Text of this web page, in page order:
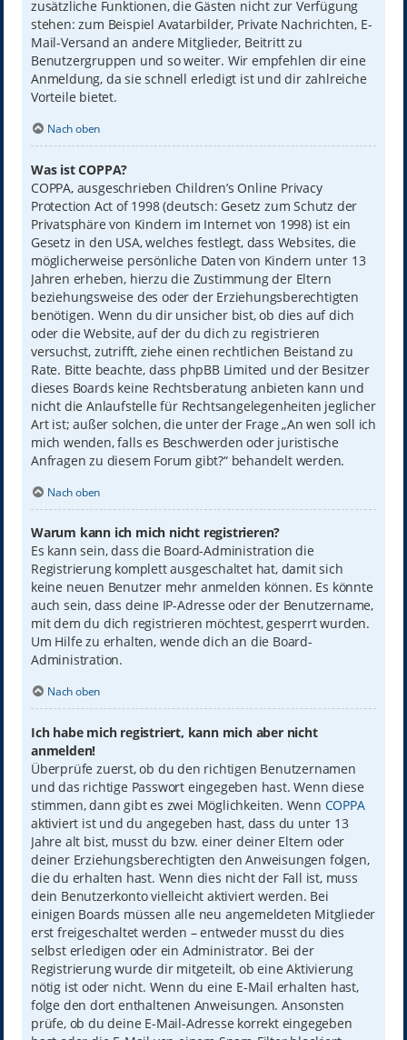
zusätzliche Funktionen, die Gästen nicht zur Verfügung
stehen: zum Beispiel Avatarbilder, Private Nachrichten, E-
Mail-Versand an andere Mitglieder, Beitritt zu
Benutzergruppen und so weiter. Wir empfehlen dir eine
Anmeldung, da sie schnell erledigt ist und dir zahlreiche
Vorteile bietet.
Nach oben
Was ist COPPA?
COPPA, ausgeschrieben Children’s Online Privacy
Protection Act of 1998 (deutsch: Gesetz zum Schutz der
Privatsphäre von Kindern im Internet von 1998) ist ein
Gesetz in den USA, welches festlegt, dass Websites, die
möglicherweise persönliche Daten von Kindern unter 13
Jahren erheben, hierzu die Zustimmung der Eltern
beziehungsweise des oder der Erziehungsberechtigten
benötigen. Wenn du dir unsicher bist, ob dies auf dich
oder die Website, auf der du dich zu registrieren
versuchst, zutrifft, ziehe einen rechtlichen Beistand zu
Rate. Bitte beachte, dass phpBB Limited und der Besitzer
dieses Boards keine Rechtsberatung anbieten kann und
nicht die Anlaufstelle für Rechtsangelegenheiten jeglicher
Art ist; außer solchen, die unter der Frage „An wen soll ich
mich wenden, falls es Beschwerden oder juristische
Anfragen zu diesem Forum gibt?“ behandelt werden.
Nach oben
Warum kann ich mich nicht registrieren?
Es kann sein, dass die Board-Administration die
Registrierung komplett ausgeschaltet hat, damit sich
keine neuen Benutzer mehr anmelden können. Es könnte
auch sein, dass deine IP-Adresse oder der Benutzername,
mit dem du dich registrieren möchtest, gesperrt wurden.
Um Hilfe zu erhalten, wende dich an die Board-
Administration.
Nach oben
Ich habe mich registriert, kann mich aber nicht
anmelden!
Überprüfe zuerst, ob du den richtigen Benutzernamen
und das richtige Passwort eingegeben hast. Wenn diese
stimmen, dann gibt es zwei Möglichkeiten. Wenn COPPA
aktiviert ist und du angegeben hast, dass du unter 13
Jahre alt bist, musst du bzw. einer deiner Eltern oder
deiner Erziehungsberechtigten den Anweisungen folgen,
die du erhalten hast. Wenn dies nicht der Fall ist, muss
dein Benutzerkonto vielleicht aktiviert werden. Bei
einigen Boards müssen alle neu angemeldeten Mitglieder
erst freigeschaltet werden – entweder musst du dies
selbst erledigen oder ein Administrator. Bei der
Registrierung wurde dir mitgeteilt, ob eine Aktivierung
nötig ist oder nicht. Wenn du eine E-Mail erhalten hast,
folge den dort enthaltenen Anweisungen. Ansonsten
prüfe, ob du deine E-Mail-Adresse korrekt eingegeben